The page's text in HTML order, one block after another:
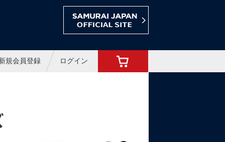
規会員登録 ログイン